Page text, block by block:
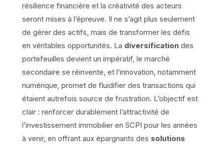
résilience financière et la créativité des acteurs
seront mises à l’épreuve. Il ne s’agit plus seulement
de gérer des actifs, mais de transformer les défis
en véritables opportunités. La diversificationdes
portefeuilles devient un impératif, le marché
secondaire se réinvente, et l’innovation, notamment
numérique, promet de fluidifier des transactions qui
étaient autrefois source de frustration. L’objectif est
clair : renforcer durablement l’attractivité de
l’investissement immobilier en SCPI pour les années
à venir, en offrant aux épargnants des solutions